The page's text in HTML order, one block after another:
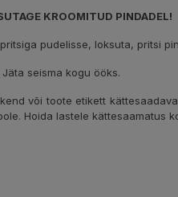
KROOMITUD PINDADEL!
pudelisse, loksuta, pritsi
seisma kogu ööks.
või toote etikett
Hoida lastele kättesaamatus